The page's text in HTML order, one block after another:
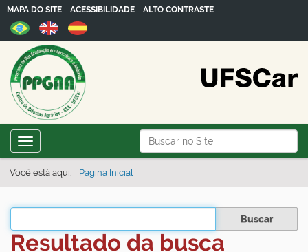
Busca
Busca Avançada…
MAPA DO SITE ACESSIBILIDADE ALTO CONTRASTE
Toggle navigation
Você está aqui: Página Inicial
Filtrar os resultados
Resultado da busca